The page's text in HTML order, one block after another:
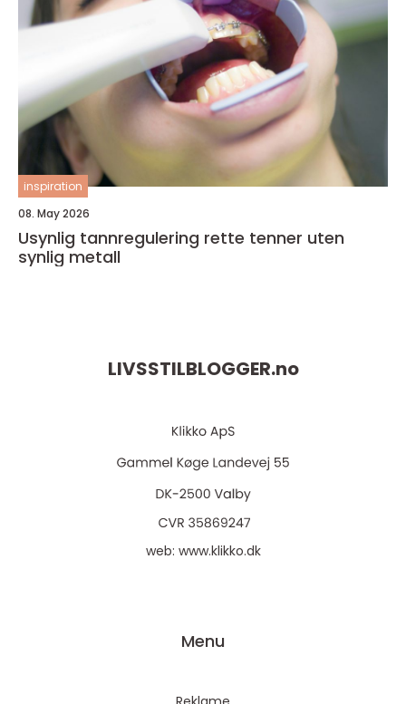
inspiration
08. May 2026
Usynlig tannregulering rette tenner uten
synlig metall
LIVSSTILBLOGGER.no
web: www.klikko.dk
Menu